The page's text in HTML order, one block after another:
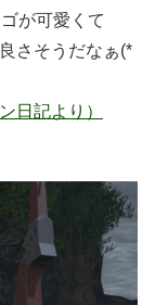
が可愛くて
さそうだなぁ(*
日記より）